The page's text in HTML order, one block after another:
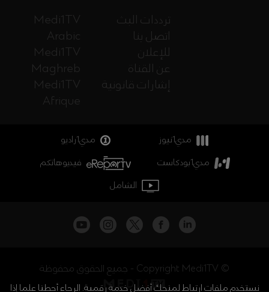
Medi1TV
Arabic
Medi1TV
Maghreb
Medi1TV
Afrique
ترددات البث
اتصل بنا
للإعلان
عن القناة
إشارات قانونية
مدي1نيوز
مدي1راديو
مدي1بودكاست
فيديوهاتكم
الشامل
جميع الحقوق محفوظة - Copyright Medi1TV ©
نستخدم ملفات ارتباط لمنحك أفضل خدمة رقمية. الرجاء أحطنا علما إذا